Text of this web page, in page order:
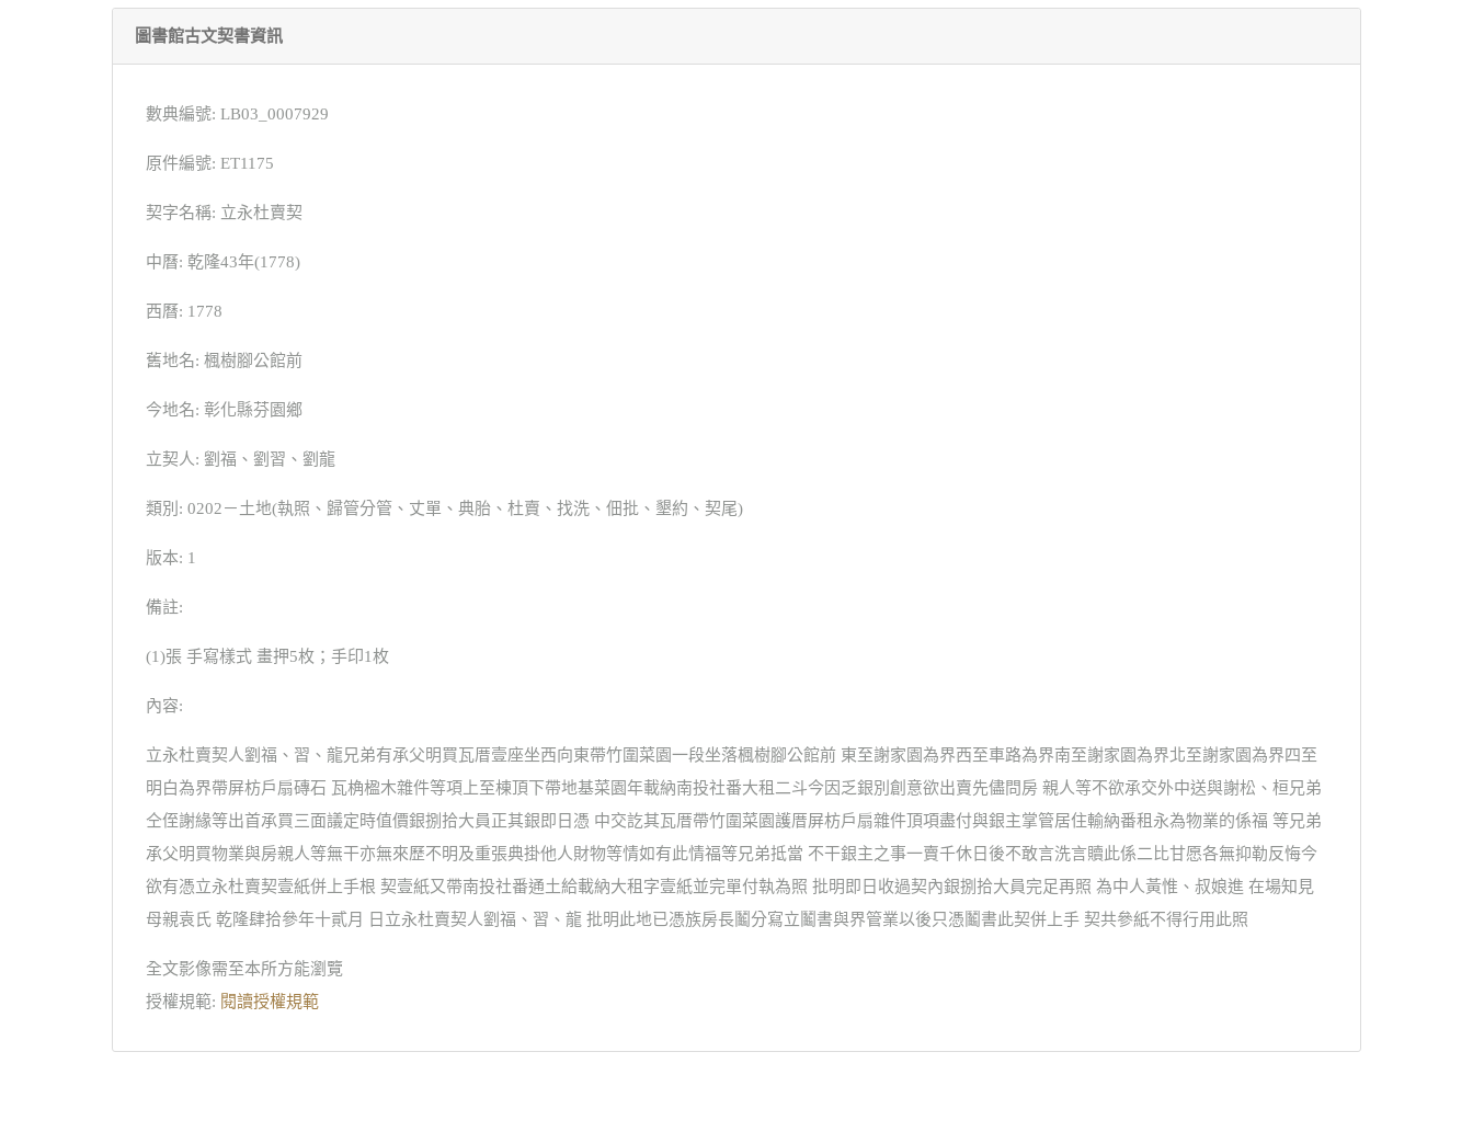
圖書館古文契書資訊
數典編號: LB03_0007929
原件編號: ET1175
契字名稱: 立永杜賣契
中曆: 乾隆43年(1778)
西曆: 1778
舊地名: 楓樹腳公館前
今地名: 彰化縣芬園鄉
立契人: 劉福、劉習、劉龍
類別: 0202－土地(執照、歸管分管、丈單、典胎、杜賣、找洗、佃批、墾約、契尾)
版本: 1
備註:
(1)張 手寫樣式 畫押5枚；手印1枚
內容:
立永杜賣契人劉福、習、龍兄弟有承父明買瓦厝壹座坐西向東帶竹圍菜園一段坐落楓樹腳公館前 東至謝家園為界西至車路為界南至謝家園為界北至謝家園為界四至
明白為界帶屏枋戶扇磚石 瓦桷楹木雜件等項上至棟頂下帶地基菜園年載納南投社番大租二斗今因乏銀別創意欲出賣先儘問房 親人等不欲承交外中送與謝松、桓兄弟
仝侄謝緣等出首承買三面議定時值價銀捌拾大員正其銀即日憑 中交訖其瓦厝帶竹圍菜園護厝屏枋戶扇雜件頂項盡付與銀主掌管居住輸納番租永為物業的係福 等兄弟
承父明買物業與房親人等無干亦無來歷不明及重張典掛他人財物等情如有此情福等兄弟抵當 不干銀主之事一賣千休日後不敢言洗言贖此係二比甘愿各無抑勒反悔今
欲有憑立永杜賣契壹紙併上手根 契壹紙又帶南投社番通土給載納大租字壹紙並完單付執為照 批明即日收過契內銀捌拾大員完足再照 為中人黃惟、叔娘進 在場知見
母親袁氏 乾隆肆拾參年十貳月 日立永杜賣契人劉福、習、龍 批明此地已憑族房長鬮分寫立鬮書與界管業以後只憑鬮書此契併上手 契共參紙不得行用此照
全文影像需至本所方能瀏覽
授權規範: 閱讀授權規範